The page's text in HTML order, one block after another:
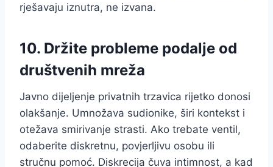
rješavaju iznutra, ne izvana.
10. Držite probleme podalje od
društvenih mreža
Javno dijeljenje privatnih trzavica rijetko donosi
olakšanje. Umnožava sudionike, širi kontekst i
otežava smirivanje strasti. Ako trebate ventil,
odaberite diskretnu, povjerljivu osobu ili
stručnu pomoć. Diskrecija čuva intimnost, a kad